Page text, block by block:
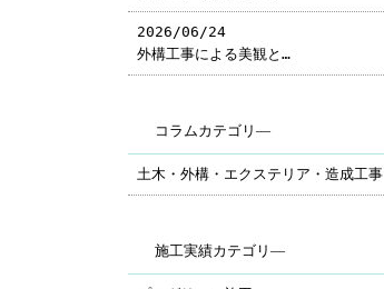
2026/06/24
外構工事による美観と…
コラムカテゴリ―
土木・外構・エクステリア・造成工事
施工実績カテゴリ―